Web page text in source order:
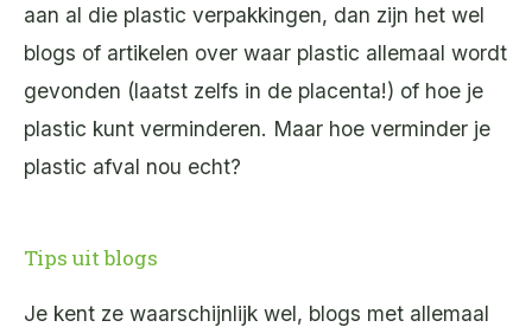
aan al die plastic verpakkingen, dan zijn het wel
blogs of artikelen over waar plastic allemaal wordt
gevonden (laatst zelfs in de placenta!) of hoe je
plastic kunt verminderen. Maar hoe verminder je
plastic afval nou echt?
Tips uit blogs
Je kent ze waarschijnlijk wel, blogs met allemaal